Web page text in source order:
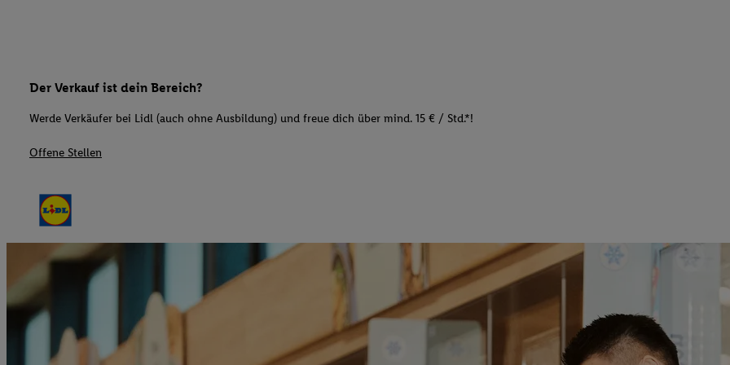
Der Verkauf ist dein Bereich?
Werde Verkäufer bei Lidl (auch ohne Ausbildung) und freue dich über mind. 15 € / Std.*!
Offene Stellen